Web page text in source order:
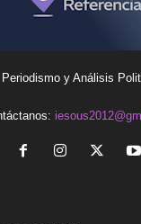
Periodismo y Análisis